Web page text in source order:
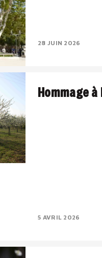
correspondant de
Conférence du 17
28 JUIN 2026
Hommage
Evelyne Leterme
prématurément.
hommage
5 AVRIL 2026